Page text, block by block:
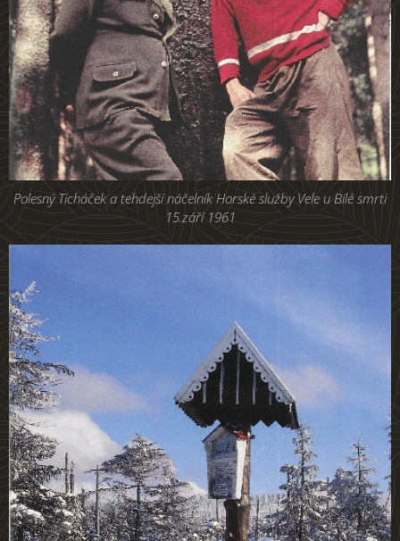
Polesný Ticháček a tehdejší náčelník Horské služby Vele u Bílé smrti
15.září 1961